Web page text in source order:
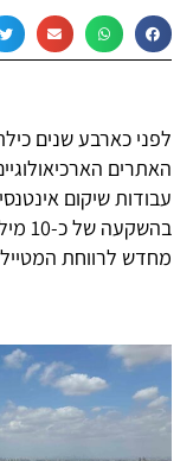
לפני כארבע שנים
האתרים
עבודות שיקום
מחדש לרווחת